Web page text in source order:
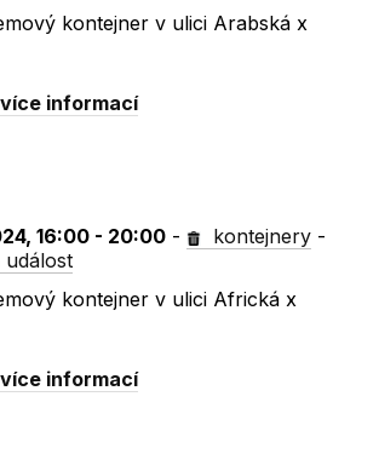
kontejner v ulici Arabská x
informací
16:00 - 20:00 - kontejnery -
událost
kontejner v ulici Africká x
informací